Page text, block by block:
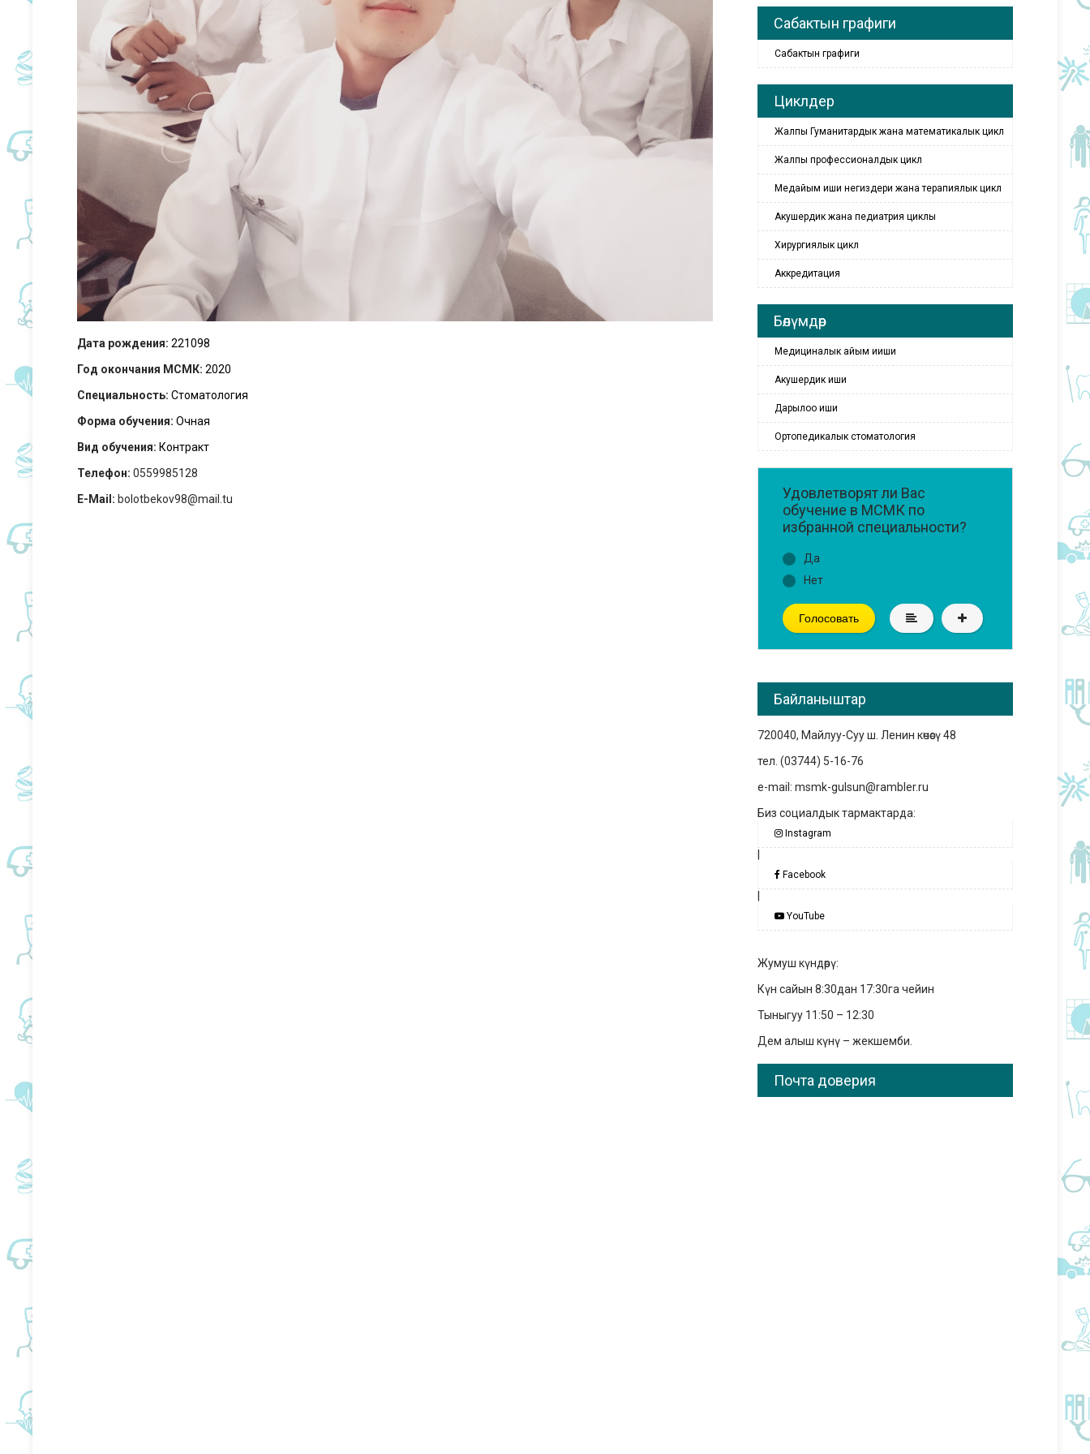
Дата рождения: 221098
Год окончания МСМК: 2020
Специальность: Стоматология
Форма обучения: Очная
Вид обучения: Контракт
Телефон: 0559985128
E-Mail: bolotbekov98@mail.tu
Сабактын графиги
Сабактын графиги
Циклдер
Жалпы Гуманитардык жана математикалык цикл
Жалпы профессионалдык цикл
Медайым иши негиздери жана терапиялык цикл
Акушердик жана педиатрия циклы
Хирургиялык цикл
Аккредитация
Бөлүмдөр
Медициналык айым ииши
Акушердик иши
Дарылоо иши
Ортопедикалык стоматология
Удовлетворят ли Вас
обучение в МСМК по
избранной специальности?
Да
Нет
Голосовать
Байланыштар
720040, Майлуу-Суу ш. Ленин көчөсү 48
тел. (03744) 5-16-76
e-mail: msmk-gulsun@rambler.ru
Биз социалдык тармактарда:
Instagram
Facebook
YouTube
Жумуш күндөрү:
Күн сайын 8:30дан 17:30га чейин
Тыныгуу 11:50 – 12:30
Дем алыш күнү – жекшемби.
Почта доверия